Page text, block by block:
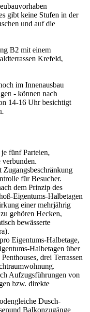
gibt keine Stufen in der
und auf die
B2 mit einem
Krefeld,
im Innenausbau
- können nach
14-16 Uhr besichtigt
fünf Parteien,
verbunden.
für Besucher.
dem Prinzip des
Eigentums-Halbetagen
einer mehrjährig
gehören Hecken,
bewässerte
Eigentums-Halbetage,
Halbetagen über
drei Terrassen
Aufzugsführungen von
bzw. direkte
Dusch-
Balkonzugänge